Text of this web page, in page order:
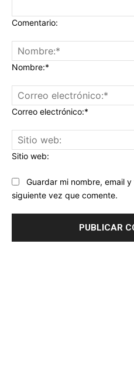
Comentario:
Nombre:*
Correo electrónico:*
Sitio web:
Guardar mi nombre, email
siguiente vez que comente.